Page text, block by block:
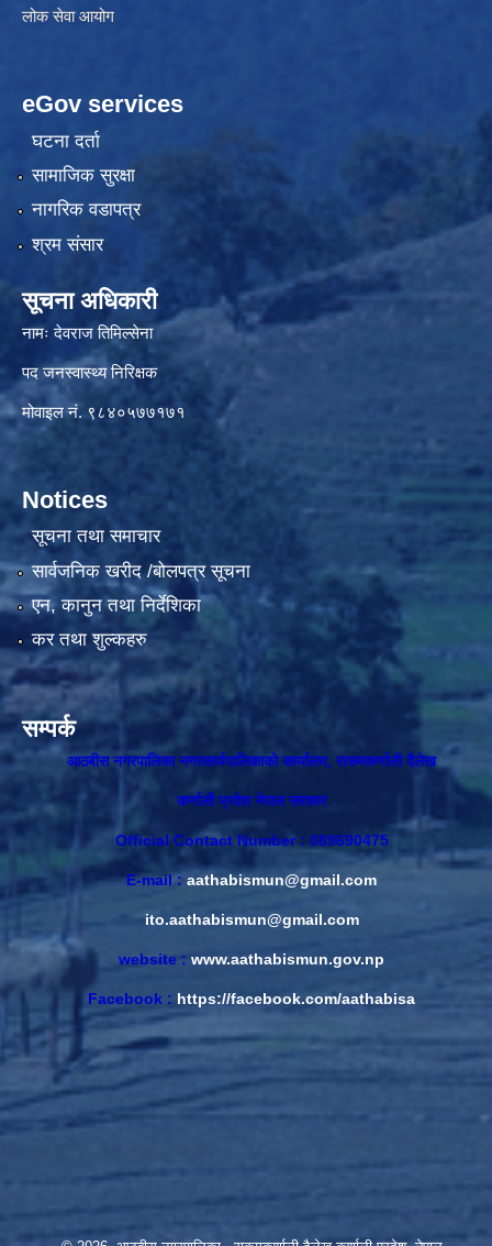
लोक सेवा आयोग
eGov services
घटना दर्ता
सामाजिक सुरक्षा
नागरिक वडापत्र
श्रम संसार
सूचना अधिकारी
नामः देवराज तिमिल्सेना
पद जनस्वास्थ्य निरिक्षक
मोवाइल नं. ९८४०५७७१७१
Notices
सूचना तथा समाचार
सार्वजनिक खरीद /बोलपत्र सूचना
एन, कानुन तथा निर्देशिका
कर तथा शुल्कहरु
सम्पर्क
आठबीस नगरपालिका नगरकार्यपालिकाकाे कार्यालय, राकमकर्णाली दैलेख
कर्णाली प्रदेश नेपाल सरकार
Official Contact Number : 089690475
E-mail : aathabismun@gmail.com
ito.aathabismun@gmail.com
website : www.aathabismun.gov.np
Facebook : https://facebook.com/aathabisa